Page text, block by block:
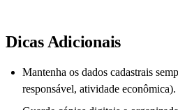
Dicas Adicionais
Mantenha os dados cadastrais
responsável, atividade econômica).